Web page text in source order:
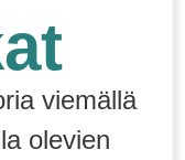
viemällä
olevien